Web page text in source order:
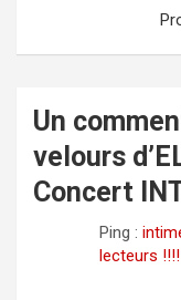
Un
velours
Concert
Ping :
lecteurs !!!!